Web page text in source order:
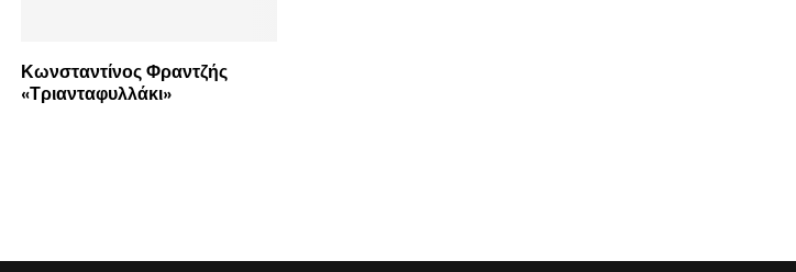
Κωνσταντίνος Φραντζής
«Τριανταφυλλάκι»